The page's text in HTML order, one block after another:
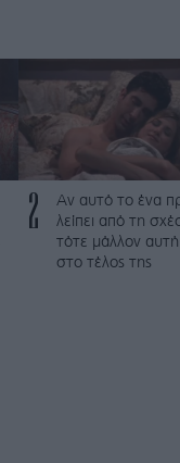
2
Αν αυτό το ένα
λείπει από τη
τότε μάλλον αυτή
στο τέλος της